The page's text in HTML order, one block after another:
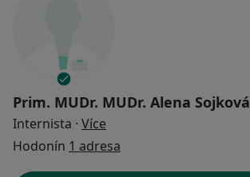
Prim. MUDr. MUDr. Alena Sojková
Internista · Více
Hodonín 1 adresa